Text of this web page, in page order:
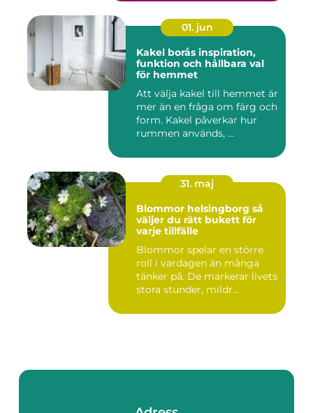
01. jun
Kakel borås inspiration,
funktion och hållbara val
för hemmet
Att välja kakel till hemmet är
mer än en fråga om färg och
form. Kakel påverkar hur
rummen används, ...
31. maj
Blommor helsingborg så
väljer du rätt bukett för
varje tillfälle
Blommor spelar en större
roll i vardagen än många
tänker på. De markerar livets
stora stunder, mildr...